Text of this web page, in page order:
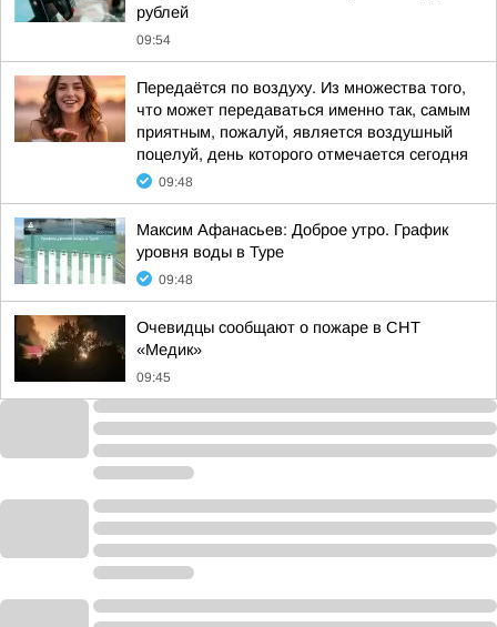
рублей
09:54
Передаётся по воздуху. Из множества того,
что может передаваться именно так, самым
приятным, пожалуй, является воздушный
поцелуй, день которого отмечается сегодня
09:48
Максим Афанасьев: Доброе утро. График
уровня воды в Туре
09:48
Очевидцы сообщают о пожаре в СНТ
«Медик»
09:45